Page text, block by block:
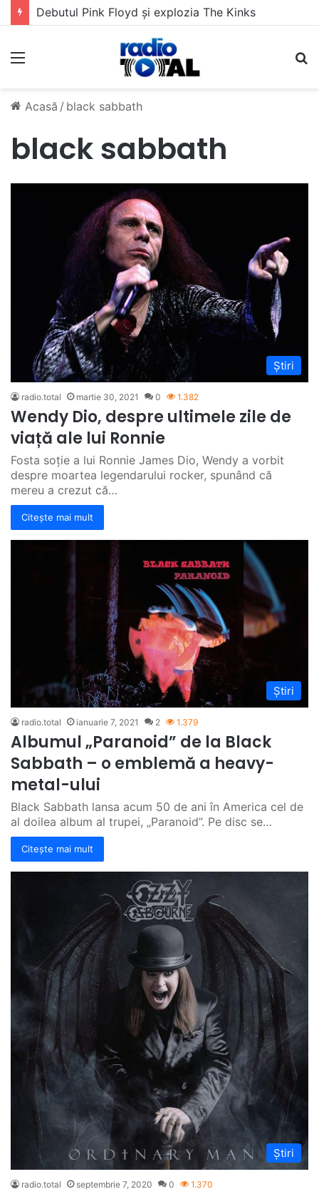
Debutul Pink Floyd și explozia The Kinks
Meniu
Acasă / black sabbath
black sabbath
Știri
radio.total martie 30, 2021 0 1.382
Wendy Dio, despre ultimele zile de
viață ale lui Ronnie
Fosta soție a lui Ronnie James Dio, Wendy a vorbit
despre moartea legendarului rocker, spunând că
mereu a crezut că…
Citește mai mult
Știri
radio.total ianuarie 7, 2021 2 1.379
Albumul „Paranoid” de la Black
Sabbath – o emblemă a heavy-
metal-ului
Black Sabbath lansa acum 50 de ani în America cel de
al doilea album al trupei, „Paranoid”. Pe disc se…
Citește mai mult
Știri
radio.total septembrie 7, 2020 0 1.370